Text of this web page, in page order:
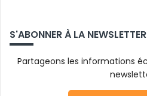
S'ABONNER À LA NEWSLETTER
Partageons les informations